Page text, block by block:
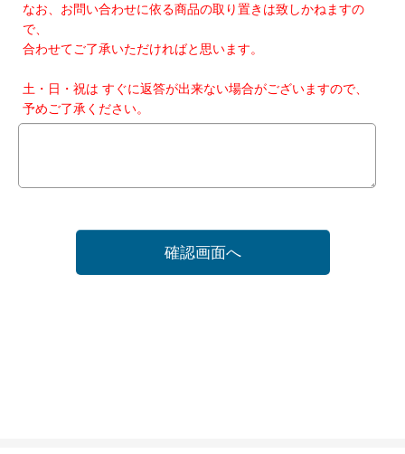
なお、お問い合わせに依る商品の取り置きは致しかねますの
で、
合わせてご了承いただければと思います。
土・日・祝は すぐに返答が出来ない場合がございますので、
予めご了承ください。
確認画面へ